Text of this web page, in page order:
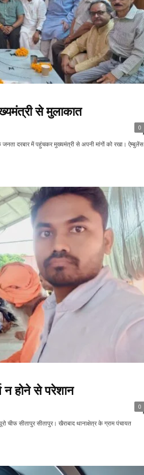
से मुलाकात
0
दरबार में पहुंचकर मुख्यमंत्री से अपनी मांगों को रखा। ऐम्बुलेंस
न होने से परेशान
0
चीफ सीतापुर सीतापुर। खैराबाद थानाक्षेत्र के ग्राम पंचायत